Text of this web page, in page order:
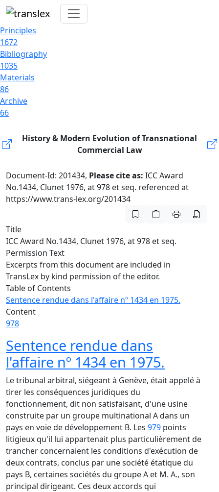
Principles
1672
Bibliography
1035
Materials
86
Archive
66
History & Modern Evolution of Transnational
Commercial Law
Document-Id: 201434, Please cite as: ICC Award
No.1434, Clunet 1976, at 978 et seq. referenced at
https://www.trans-lex.org/201434
Title
ICC Award No.1434, Clunet 1976, at 978 et seq.
Permission Text
Excerpts from this document are included in
TransLex by kind permission of the editor.
Table of Contents
Sentence rendue dans l'affaire nº 1434 en 1975.
Content
978
Sentence rendue dans
l'affaire nº 1434 en 1975.
Le tribunal arbitral, siégeant à Genève, était appelé à
tirer les conséquences juridiques du
fonctionnement, dit non satisfaisant, d'une usine
construite par un groupe multinational A dans un
pays en voie de développement B. Les 979 points
litigieux qu'il lui appartenait plus particulièrement de
trancher concernaient les conditions d'exécution de
deux contrats, conclus par une société étatique du
pays B, certaines sociétés du groupe A et M. A., son
principal dirigeant. Ces deux accords qui